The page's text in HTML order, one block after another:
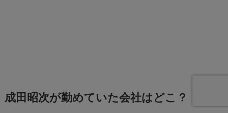
成田昭次が勤めていた会社はどこ？